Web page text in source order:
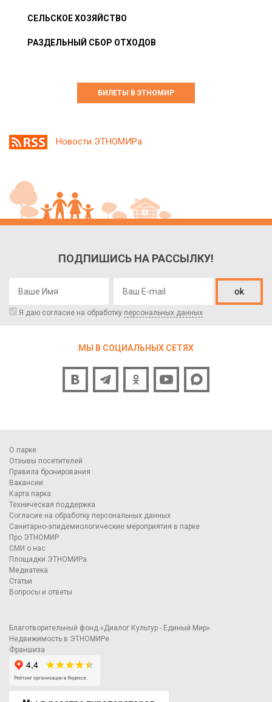
СЕЛЬСКОЕ ХОЗЯЙСТВО
РАЗДЕЛЬНЫЙ СБОР ОТХОДОВ
БИЛЕТЫ В ЭТНОМИР
Новости ЭТНОМИРа
ПОДПИШИСЬ НА РАССЫЛКУ!
ok
Я даю согласие на обработку персональных данных
МЫ В СОЦИАЛЬНЫХ СЕТЯХ
О парке
Отзывы посетителей
Правила бронирования
Вакансии
Карта парка
Техническая поддержка
Согласие на обработку персональных данных
Санитарно-эпидемиологические мероприятия в парке
Про ЭТНОМИР
СМИ о нас
Площадки ЭТНОМИРа
Медиатека
Статьи
Вопросы и ответы
Благотворительный фонд «Диалог Культур - Единый Мир»
Недвижимость в ЭТНОМИРе
Франшиза